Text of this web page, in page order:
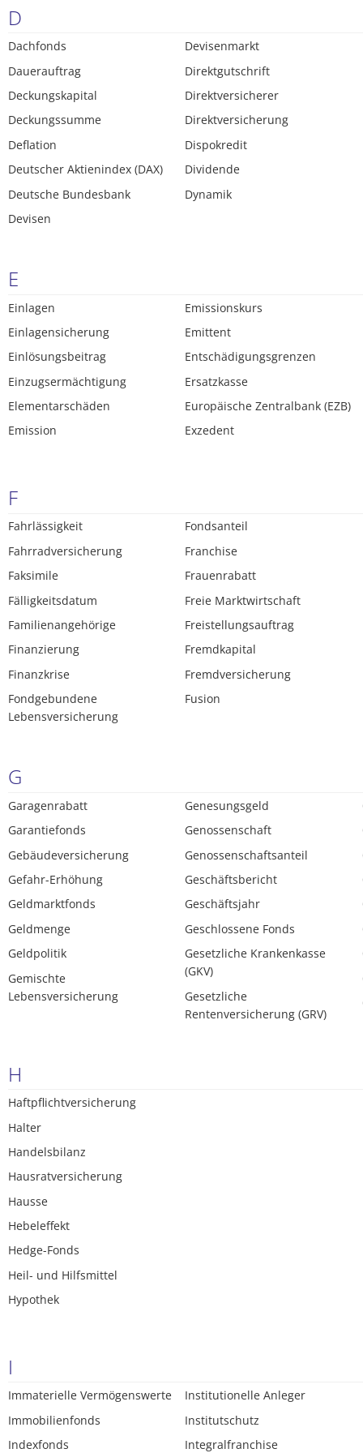
D
Dachfonds
Dauerauftrag
Deckungskapital
Deckungssumme
Deflation
Deutscher Aktienindex (DAX)
Deutsche Bundesbank
Devisen
Devisenmarkt
Direktgutschrift
Direktversicherer
Direktversicherung
Dispokredit
Dividende
Dynamik
E
Einlagen
Einlagensicherung
Einlösungsbeitrag
Einzugsermächtigung
Elementarschäden
Emission
Emissionskurs
Emittent
Entschädigungsgrenzen
Ersatzkasse
Europäische Zentralbank (EZB)
Exzedent
F
Fahrlässigkeit
Fahrradversicherung
Faksimile
Fälligkeitsdatum
Familienangehörige
Finanzierung
Finanzkrise
Fondgebundene
Lebensversicherung
Fondsanteil
Franchise
Frauenrabatt
Freie Marktwirtschaft
Freistellungsauftrag
Fremdkapital
Fremdversicherung
Fusion
G
Garagenrabatt
Garantiefonds
Gebäudeversicherung
Gefahr-Erhöhung
Geldmarktfonds
Geldmenge
Geldpolitik
Gemischte
Lebensversicherung
Genesungsgeld
Genossenschaft
Genossenschaftsanteil
Geschäftsbericht
Geschäftsjahr
Geschlossene Fonds
Gesetzliche Krankenkasse
(GKV)
Gesetzliche
Rentenversicherung (GRV)
H
Haftpflichtversicherung
Halter
Handelsbilanz
Hausratversicherung
Hausse
Hebeleffekt
Hedge-Fonds
Heil- und Hilfsmittel
Hypothek
I
Immaterielle Vermögenswerte
Immobilienfonds
Indexfonds
Institutionelle Anleger
Institutschutz
Integralfranchise